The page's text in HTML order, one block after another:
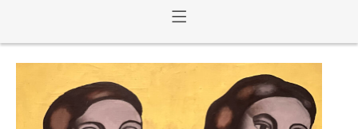
≡
wechseln